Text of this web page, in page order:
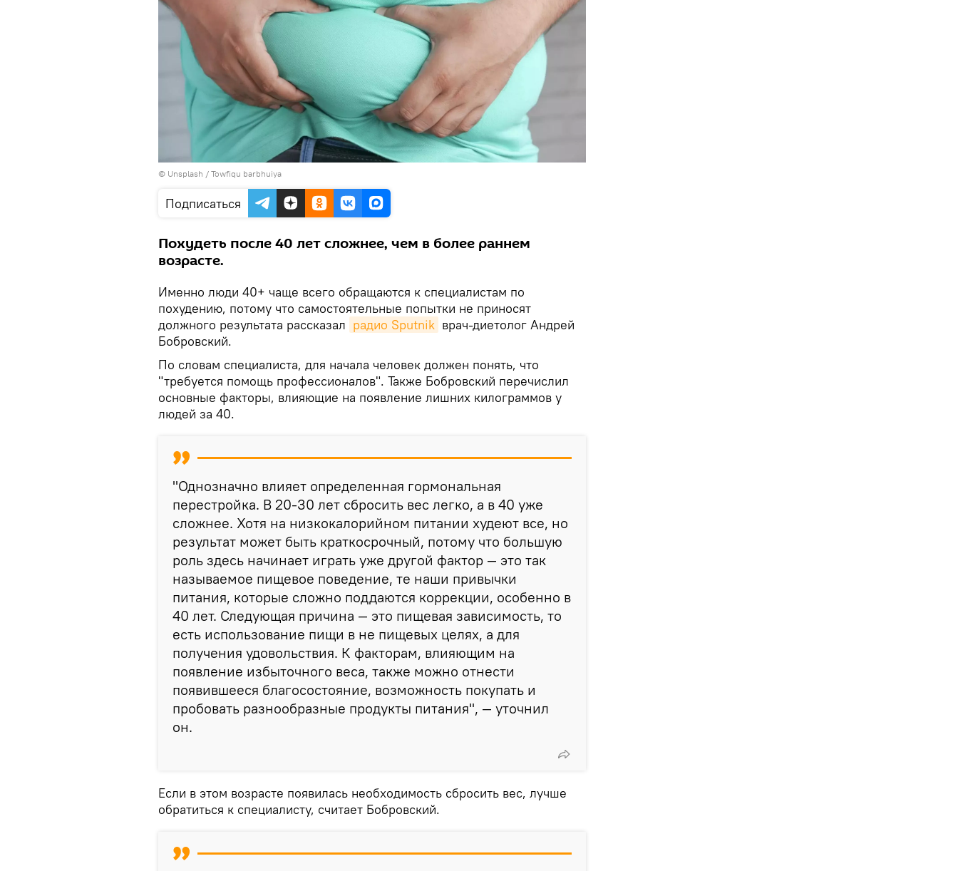
© Unsplash / Towfiqu barbhuiya
Подписаться
Похудеть после 40 лет сложнее, чем в более раннем
возрасте.
Именно люди 40+ чаще всего обращаются к специалистам по
похудению, потому что самостоятельные попытки не приносят
должного результата рассказал радио Sputnik врач-диетолог Андрей
Бобровский.
По словам специалиста, для начала человек должен понять, что
"требуется помощь профессионалов". Также Бобровский перечислил
основные факторы, влияющие на появление лишних килограммов у
людей за 40.
"Однозначно влияет определенная гормональная
перестройка. В 20-30 лет сбросить вес легко, а в 40 уже
сложнее. Хотя на низкокалорийном питании худеют все, но
результат может быть краткосрочный, потому что большую
роль здесь начинает играть уже другой фактор — это так
называемое пищевое поведение, те наши привычки
питания, которые сложно поддаются коррекции, особенно в
40 лет. Следующая причина — это пищевая зависимость, то
есть использование пищи в не пищевых целях, а для
получения удовольствия. К факторам, влияющим на
появление избыточного веса, также можно отнести
появившееся благосостояние, возможность покупать и
пробовать разнообразные продукты питания", — уточнил
он.
Если в этом возрасте появилась необходимость сбросить вес, лучше
обратиться к специалисту, считает Бобровский.